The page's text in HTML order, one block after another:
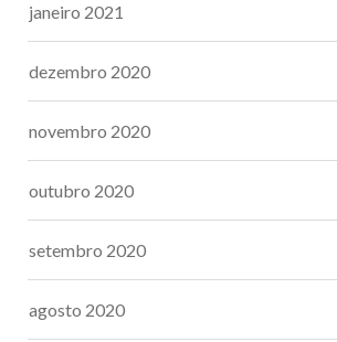
janeiro 2021
dezembro 2020
novembro 2020
outubro 2020
setembro 2020
agosto 2020